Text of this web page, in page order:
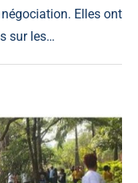
Elles ont
sur les…